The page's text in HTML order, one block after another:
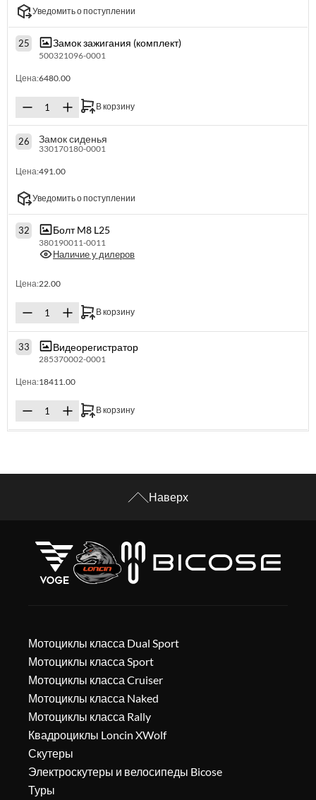
Уведомить о поступлении
25 Замок зажигания (комплект)
500321096-0001
Цена:6480.00
В корзину
26 Замок сиденья
330170180-0001
Цена:491.00
Уведомить о поступлении
32 Болт M8 L25
380190011-0011
Наличие у дилеров
Цена:22.00
В корзину
33 Видеорегистратор
285370002-0001
Цена:18411.00
В корзину
Наверх
Мотоциклы класса Dual Sport
Мотоциклы класса Sport
Мотоциклы класса Cruiser
Мотоциклы класса Naked
Мотоциклы класса Rally
Квадроциклы Loncin XWolf
Скутеры
Электроскутеры и велосипеды Bicose
Туры